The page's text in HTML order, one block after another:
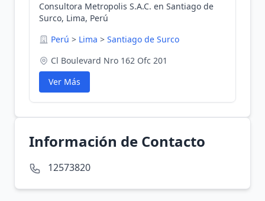
Consultora Metropolis S.A.C. en Santiago de
Surco, Lima, Perú
Perú > Lima > Santiago de Surco
Cl Boulevard Nro 162 Ofc 201
Ver Más
Información de Contacto
12573820